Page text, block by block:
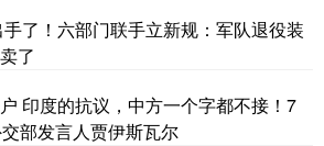
了！六部门联手立新规：军队退役装
了
印度的抗议，中方一个字都不接！7
部发言人贾伊斯瓦尔